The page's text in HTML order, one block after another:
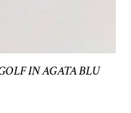
IN AGATA BLU